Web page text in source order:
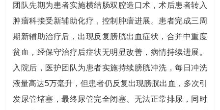
团队先期为患者实施横结肠双腔造口术，术后患者转入
肿瘤科接受新辅助化疗，控制肿瘤进展。患者完成三周
期新辅助治疗后，出现反复膀胱出血症状，合并中重度
贫血，经保守治疗后症状无明显改善，病情持续进展。
入院后，医护团队为患者实施持续膀胱冲洗，每日冲洗
液量高达5万毫升，但患者仍反复出现膀胱出血，多次引
发尿管堵塞，最终尿管完全闭塞、无法正常排尿，同时